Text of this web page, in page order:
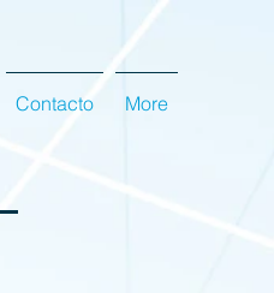
Contacto More